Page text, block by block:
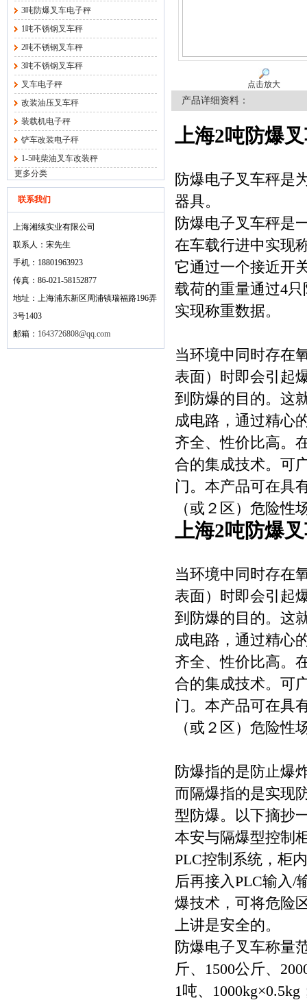
3吨防爆叉车电子秤
1吨不锈钢叉车秤
2吨不锈钢叉车秤
3吨不锈钢叉车秤
叉车电子秤
改装油压叉车秤
装载机电子秤
铲车改装电子秤
1-5吨柴油叉车改装秤
更多分类
联系我们
上海湘续实业有限公司
联系人：宋先生
手机：18801963923
传真：86-021-58152877
地址：上海浦东新区周浦镇瑞福路196弄
3号1403
邮箱： 1643726808@qq.com
点击放大
产品详细资料：
上海2吨防爆
防爆电子叉车秤是
器具。
防爆电子叉车秤是
在车载行进中实现
它通过一个接近开
载荷的重量通过4
实现称重数据。
当环境中同时存在
表面）时即会引起
到防爆的目的。这
成电路，通过精心
齐全、性价比高。
合的集成技术。可
门。本产品可在具
（或２区）危险性
上海2吨防爆
当环境中同时存在
表面）时即会引起
到防爆的目的。这
成电路，通过精心
齐全、性价比高。
合的集成技术。可
门。本产品可在具
（或２区）危险性
防爆指的是防止爆
而隔爆指的是实现
型防爆。以下摘抄
本安与隔爆型控制
PLC控制系统，柜
后再接入PLC输入/
爆技术，可将危险
上讲是安全的。
防爆电子叉车称量
斤、1500公斤、
1吨、